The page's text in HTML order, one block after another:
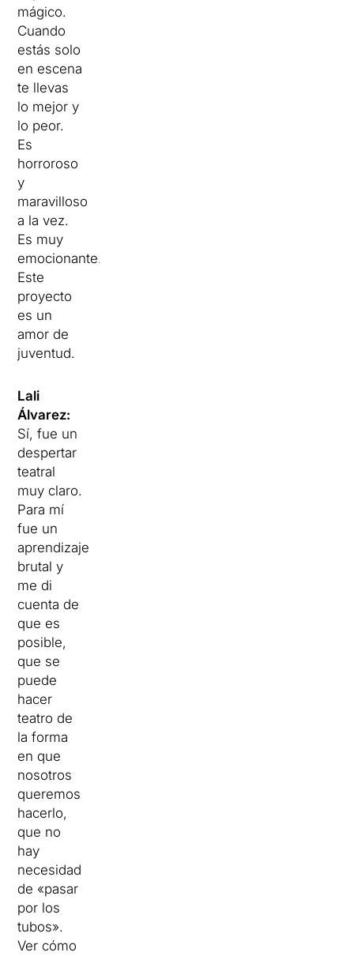
mágico.
Cuando
estás solo
en escena
te llevas
lo mejor y
lo peor.
Es
horroroso
y
maravilloso
a la vez.
Es muy
emocionante.
Este
proyecto
es un
amor de
juventud.
Lali
Álvarez:
Sí, fue un
despertar
teatral
muy claro.
Para mí
fue un
aprendizaje
brutal y
me di
cuenta de
que es
posible,
que se
puede
hacer
teatro de
la forma
en que
nosotros
queremos
hacerlo,
que no
hay
necesidad
de «pasar
por los
tubos».
Ver cómo